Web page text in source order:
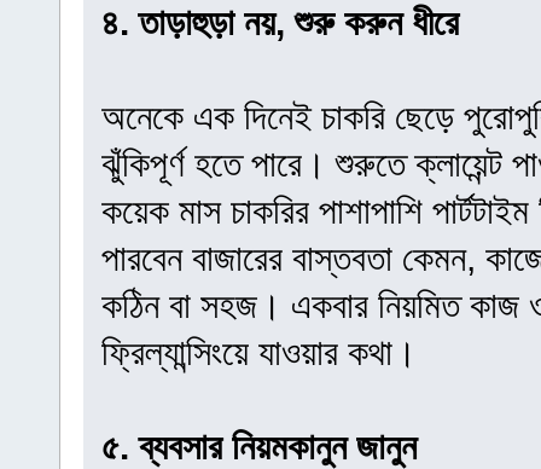
৪. তাড়াহুড়া নয়, শুরু করুন ধীরে
অনেকে এক দিনেই চাকরি ছেড়ে
ঝুঁকিপূর্ণ হতে পারে। শুরুতে ক্লায়েন্ট
কয়েক মাস চাকরির পাশাপাশি
পারবেন বাজারের বাস্তবতা কেমন,
কঠিন বা সহজ। একবার নিয়মিত
ফ্রিল্যান্সিংয়ে যাওয়ার কথা।
৫. ব্যবসার নিয়মকানুন জানুন